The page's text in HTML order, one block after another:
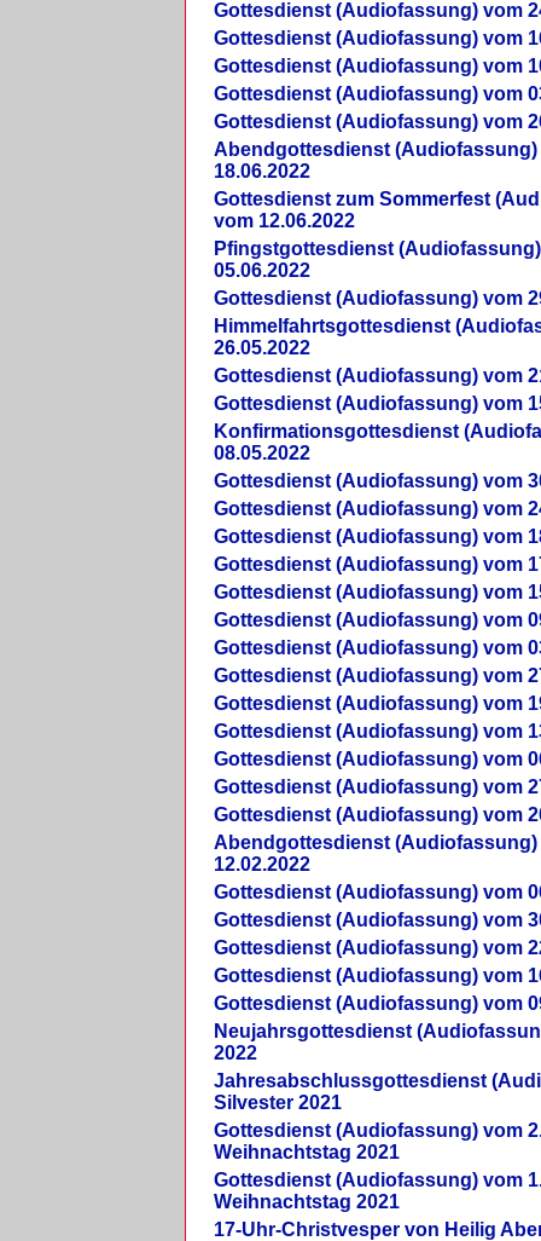
Gottesdienst (Audiofassung) vom
Gottesdienst (Audiofassung) vom
Gottesdienst (Audiofassung) vom
Gottesdienst (Audiofassung) vom
Gottesdienst (Audiofassung) vom
Abendgottesdienst (Audiofassung)
18.06.2022
Gottesdienst zum Sommerfest
vom 12.06.2022
Pfingstgottesdienst
05.06.2022
Gottesdienst (Audiofassung) vom
Himmelfahrtsgottesdienst
26.05.2022
Gottesdienst (Audiofassung) vom
Gottesdienst (Audiofassung) vom
Konfirmationsgottesdienst
08.05.2022
Gottesdienst (Audiofassung) vom
Gottesdienst (Audiofassung) vom
Gottesdienst (Audiofassung) vom
Gottesdienst (Audiofassung) vom
Gottesdienst (Audiofassung) vom
Gottesdienst (Audiofassung) vom
Gottesdienst (Audiofassung) vom
Gottesdienst (Audiofassung) vom
Gottesdienst (Audiofassung) vom
Gottesdienst (Audiofassung) vom
Gottesdienst (Audiofassung) vom
Gottesdienst (Audiofassung) vom
Gottesdienst (Audiofassung) vom
Abendgottesdienst (Audiofassung)
12.02.2022
Gottesdienst (Audiofassung) vom
Gottesdienst (Audiofassung) vom
Gottesdienst (Audiofassung) vom
Gottesdienst (Audiofassung) vom
Gottesdienst (Audiofassung) vom
Neujahrsgottesdienst
2022
Jahresabschlussgottesdienst
Silvester 2021
Gottesdienst (Audiofassung) vom
Weihnachtstag 2021
Gottesdienst (Audiofassung) vom
Weihnachtstag 2021
17-Uhr-Christvesper von Heilig